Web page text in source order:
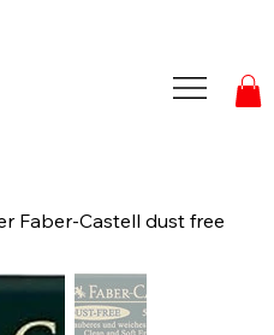
Faber-Castell dust free